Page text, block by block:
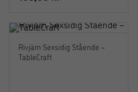
Rivjärn Sexsidig Stående –
TableCraft